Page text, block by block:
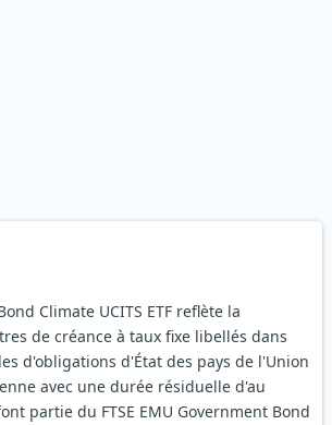
Climate UCITS ETF reflète la
de créance à taux fixe libellés dans
d'obligations d'État des pays de l'Union
avec une durée résiduelle d'au
partie du FTSE EMU Government Bond